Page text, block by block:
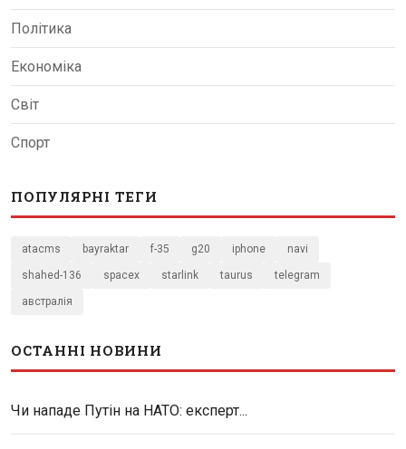
Політика
Економіка
Світ
Спорт
ПОПУЛЯРНІ ТЕГИ
atacms bayraktar f-35 g20 iphone navi
shahed-136 spacex starlink taurus telegram
австралія
ОСТАННІ НОВИНИ
Чи нападе Путін на НАТО: експерт...